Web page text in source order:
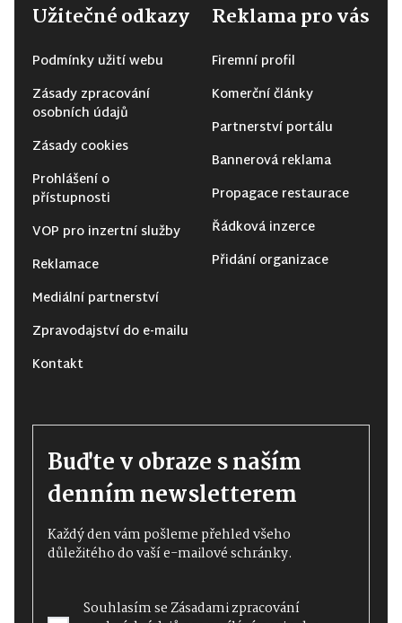
Užitečné odkazy
Podmínky užití webu
Zásady zpracování
osobních údajů
Zásady cookies
Prohlášení o
přístupnosti
VOP pro inzertní služby
Reklamace
Mediální partnerství
Zpravodajství do e-mailu
Kontakt
Reklama pro vás
Firemní profil
Komerční články
Partnerství portálu
Bannerová reklama
Propagace restaurace
Řádková inzerce
Přidání organizace
Buďte v obraze s naším
denním newsletterem
Každý den vám pošleme přehled všeho
důležitého do vaší e-mailové schránky.
Souhlasím seZásadami zpracování